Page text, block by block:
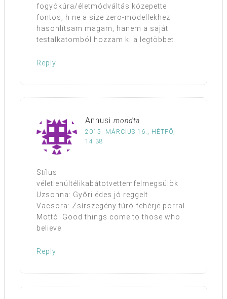
fogyókúra/életmódváltás közepette
fontos, h ne a size zero-modellekhez
hasonlítsam magam, hanem a saját
testalkatomból hozzam ki a legtöbbet
Reply
Annusi mondta
2015. MÁRCIUS 16., HÉTFŐ,
14:38
Stílus:
véletlenültélikabátotvettemfelmegsülök
Uzsonna: Győri édes jó reggelt
Vacsora: Zsírszegény túró fehérje porral
Mottó: Good things come to those who
believe
Reply